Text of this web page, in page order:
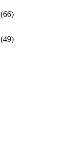
(66)
(49)